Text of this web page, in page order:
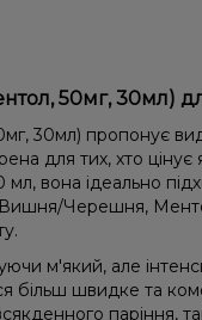
50мг, 30мл)
30мл) пропонує
для тих, хто цінує
вона ідеально
Вишня/Черешня,
м'який, але
більш швидке та
паріння,